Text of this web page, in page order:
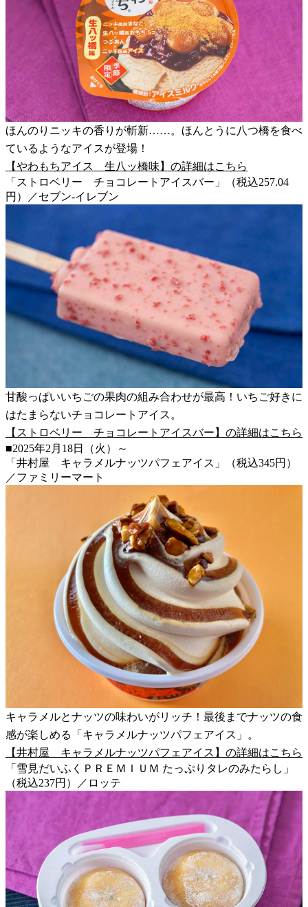
ほんのりニッキの香りが斬新……。ほんとうに八つ橋を食べ
ているようなアイスが登場！
【やわもちアイス 生八ッ橋味】の詳細はこちら
「ストロベリー チョコレートアイスバー」（税込257.04
円）／セブン-イレブン
甘酸っぱいいちごの果肉の組み合わせが最高！いちご好きに
はたまらないチョコレートアイス。
【ストロベリー チョコレートアイスバー】の詳細はこちら
■2025年2月18日（火）～
「井村屋 キャラメルナッツパフェアイス」（税込345円）
／ファミリーマート
キャラメルとナッツの味わいがリッチ！最後までナッツの食
感が楽しめる「キャラメルナッツパフェアイス」。
【井村屋 キャラメルナッツパフェアイス】の詳細はこちら
「雪見だいふくＰＲＥＭＩＵＭ たっぷりタレのみたらし」
（税込237円）／ロッテ